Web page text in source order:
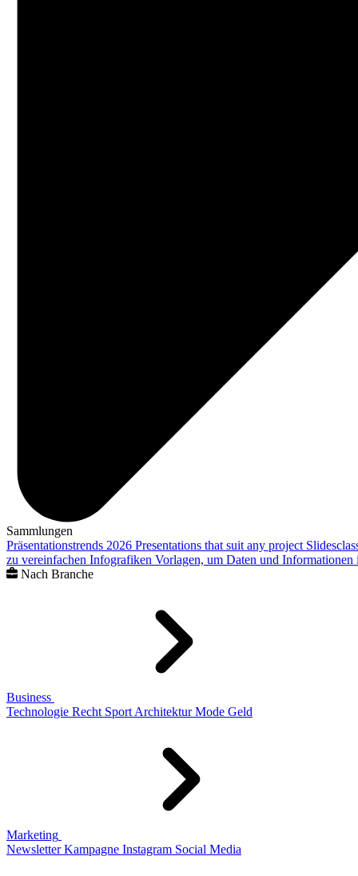
Sammlungen
Präsentationstrends 2026 Presentations that suit any project
zu vereinfachen Infografiken Vorlagen, um Daten und
Nach Branche
Business
Technologie Recht Sport Architektur Mode Geld
Marketing
Newsletter Kampagne Instagram Social Media